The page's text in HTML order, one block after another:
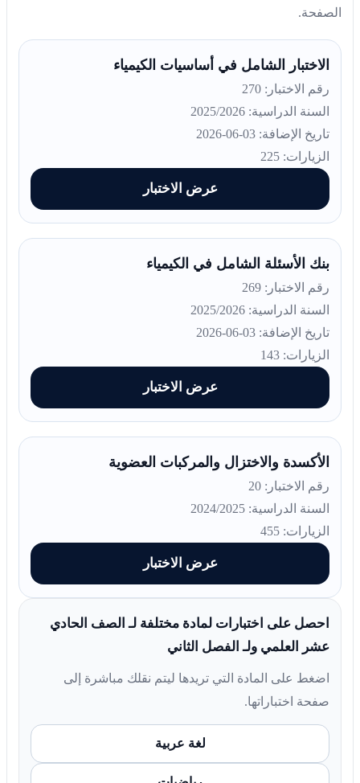
الصفحة.
الاختبار الشامل في أساسيات الكيمياء
رقم الاختبار: 270
السنة الدراسية: 2025/2026
تاريخ الإضافة: 03-06-2026
الزيارات: 225
عرض الاختبار
بنك الأسئلة الشامل في الكيمياء
رقم الاختبار: 269
السنة الدراسية: 2025/2026
تاريخ الإضافة: 03-06-2026
الزيارات: 143
عرض الاختبار
الأكسدة والاختزال والمركبات العضوية
رقم الاختبار: 20
السنة الدراسية: 2024/2025
الزيارات: 455
عرض الاختبار
احصل على اختبارات لمادة مختلفة لـ الصف الحادي
عشر العلمي ولـ الفصل الثاني
اضغط على المادة التي تريدها ليتم نقلك مباشرة إلى
صفحة اختباراتها.
لغة عربية